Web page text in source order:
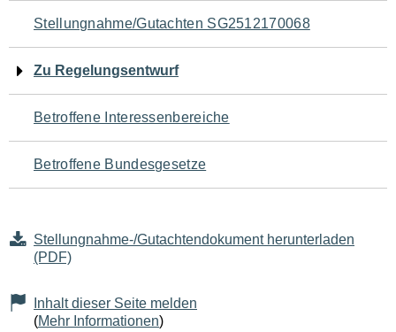
Navigation
für
den
Seiteninhalt
Stellungnahme/Gutachten SG2512170068
Zu Regelungsentwurf
Betroffene Interessenbereiche
Betroffene Bundesgesetze
Stellungnahme-/Gutachtendokument herunterladen
(PDF)
Inhalt dieser Seite melden
(Mehr Informationen)